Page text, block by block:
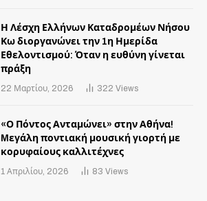
Η Λέσχη Ελλήνων Καταδρομέων Νήσου
Κω διοργανώνει την 1η Ημερίδα
Εθελοντισμού: Όταν η ευθύνη γίνεται
πράξη
22 Μαρτίου, 2026 322 Views
«Ο Πόντος Ανταμώνει» στην Αθήνα!
Mεγάλη ποντιακή μουσική γιορτή με
κορυφαίους καλλιτέχνες
1 Απριλίου, 2026 83 Views